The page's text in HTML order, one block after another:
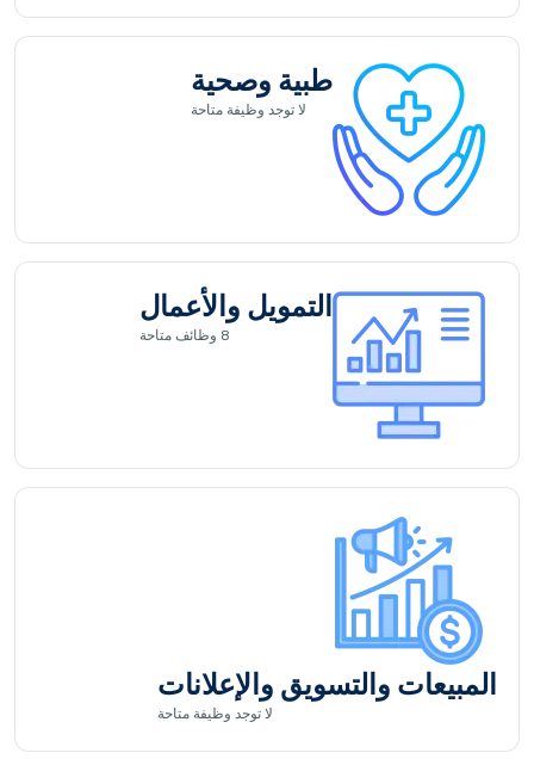
طبية وصحية
لا توجدوظيفة متاحة
التمويل والأعمال
8 وظائف متاحة
المبيعات والتسويق والإعلانات
لا توجدوظيفة متاحة